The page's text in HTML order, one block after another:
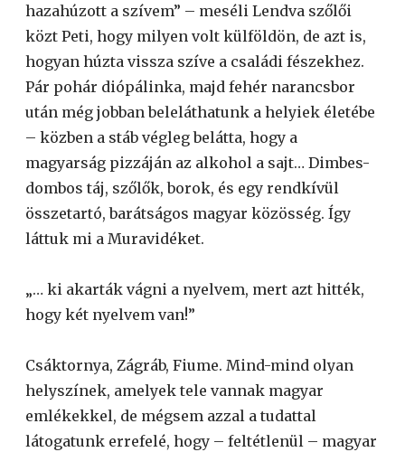
hazahúzott a szívem” – meséli Lendva szőlői
közt Peti, hogy milyen volt külföldön, de azt is,
hogyan húzta vissza szíve a családi fészekhez.
Pár pohár diópálinka, majd fehér narancsbor
után még jobban beleláthatunk a helyiek életébe
– közben a stáb végleg belátta, hogy a
magyarság pizzáján az alkohol a sajt… Dimbes-
dombos táj, szőlők, borok, és egy rendkívül
összetartó, barátságos magyar közösség. Így
láttuk mi a Muravidéket.
„… ki akarták vágni a nyelvem, mert azt hitték,
hogy két nyelvem van!”
Csáktornya, Zágráb, Fiume. Mind-mind olyan
helyszínek, amelyek tele vannak magyar
emlékekkel, de mégsem azzal a tudattal
látogatunk errefelé, hogy – feltétlenül – magyar